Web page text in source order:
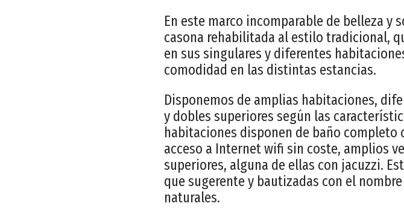
En este marco incomparable de belleza y
casona rehabilitada al estilo tradicional,
en sus singulares y diferentes
comodidad en las distintas estancias.
Disponemos de amplias habitaciones,
y dobles superiores según las
habitaciones disponen de baño
acceso a Internet wifi sin coste, amplios
superiores, alguna de ellas con jacuzzi.
que sugerente y bautizadas con el
naturales.